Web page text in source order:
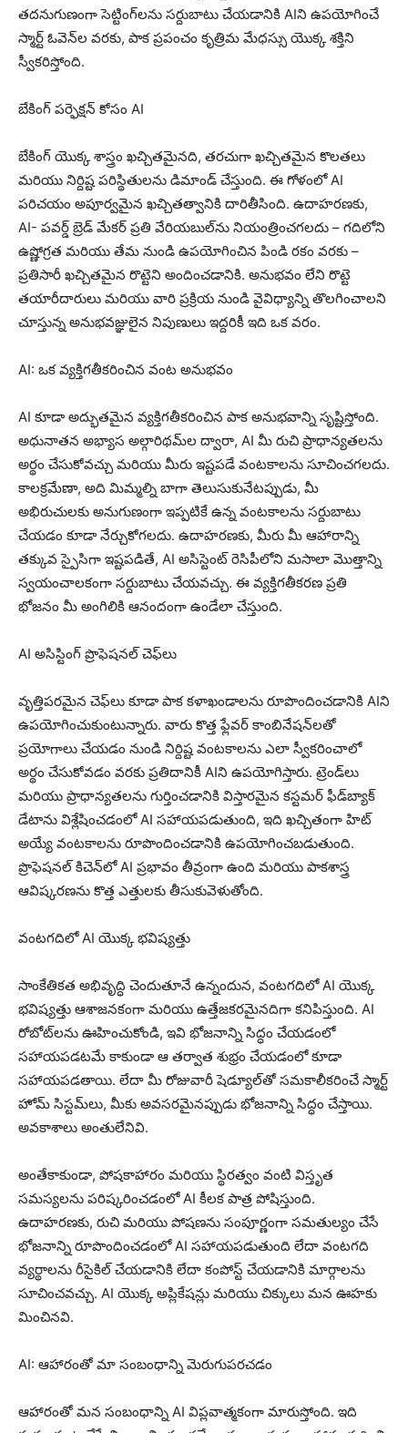
తదనుగుణంగా సెట్టింగ్‌లను సర్దుబాటు చేయడానికి AIని ఉపయోగించే
స్మార్ట్ ఓవెన్‌ల వరకు, పాక ప్రపంచం కృత్రిమ మేధస్సు యొక్క శక్తిని
స్వీకరిస్తోంది.
బేకింగ్ పర్ఫెక్షన్ కోసం AI
బేకింగ్ యొక్క శాస్త్రం ఖచ్చితమైనది, తరచుగా ఖచ్చితమైన కొలతలు
మరియు నిర్దిష్ట పరిస్థితులను డిమాండ్ చేస్తుంది. ఈ గోళంలో AI
పరిచయం అపూర్వమైన ఖచ్చితత్వానికి దారితీసింది. ఉదాహరణకు,
AI- పవర్డ్ బ్రెడ్ మేకర్ ప్రతి వేరియబుల్‌ను నియంత్రించగలదు – గదిలోని
ఉష్ణోగ్రత మరియు తేమ నుండి ఉపయోగించిన పిండి రకం వరకు –
ప్రతిసారీ ఖచ్చితమైన రొట్టెని అందించడానికి. అనుభవం లేని రొట్టె
తయారీదారులు మరియు వారి ప్రక్రియ నుండి వైవిధ్యాన్ని తొలగించాలని
చూస్తున్న అనుభవజ్ఞులైన నిపుణులు ఇద్దరికీ ఇది ఒక వరం.
AI: ఒక వ్యక్తిగతీకరించిన వంట అనుభవం
AI కూడా అద్భుతమైన వ్యక్తిగతీకరించిన పాక అనుభవాన్ని సృష్టిస్తోంది.
అధునాతన అభ్యాస అల్గారిథమ్‌ల ద్వారా, AI మీ రుచి ప్రాధాన్యతలను
అర్థం చేసుకోవచ్చు మరియు మీరు ఇష్టపడే వంటకాలను సూచించగలదు.
కాలక్రమేణా, అది మిమ్మల్ని బాగా తెలుసుకునేటప్పుడు, మీ
అభిరుచులకు అనుగుణంగా ఇప్పటికే ఉన్న వంటకాలను సర్దుబాటు
చేయడం కూడా నేర్చుకోగలదు. ఉదాహరణకు, మీరు మీ ఆహారాన్ని
తక్కువ స్పైసిగా ఇష్టపడితే, AI అసిస్టెంట్ రెసిపీలోని మసాలా మొత్తాన్ని
స్వయంచాలకంగా సర్దుబాటు చేయవచ్చు. ఈ వ్యక్తిగతీకరణ ప్రతి
భోజనం మీ అంగిలికి ఆనందంగా ఉండేలా చేస్తుంది.
AI అసిస్టింగ్ ప్రొఫెషనల్ చెఫ్‌లు
వృత్తిపరమైన చెఫ్‌లు కూడా పాక కళాఖండాలను రూపొందించడానికి AIని
ఉపయోగించుకుంటున్నారు. వారు కొత్త ఫ్లేవర్ కాంబినేషన్‌లతో
ప్రయోగాలు చేయడం నుండి నిర్దిష్ట వంటకాలను ఎలా స్వీకరించాలో
అర్థం చేసుకోవడం వరకు ప్రతిదానికీ AIని ఉపయోగిస్తారు. ట్రెండ్‌లు
మరియు ప్రాధాన్యతలను గుర్తించడానికి విస్తారమైన కస్టమర్ ఫీడ్‌బ్యాక్
డేటాను విశ్లేషించడంలో AI సహాయపడుతుంది, ఇది ఖచ్చితంగా హిట్
అయ్యే వంటకాలను రూపొందించడానికి ఉపయోగించబడుతుంది.
ప్రొఫెషనల్ కిచెన్‌లో AI ప్రభావం తీవ్రంగా ఉంది మరియు పాకశాస్త్ర
ఆవిష్కరణను కొత్త ఎత్తులకు తీసుకువెళుతోంది.
వంటగదిలో AI యొక్క భవిష్యత్తు
సాంకేతికత అభివృద్ధి చెందుతూనే ఉన్నందున, వంటగదిలో AI యొక్క
భవిష్యత్తు ఆశాజనకంగా మరియు ఉత్తేజకరమైనదిగా కనిపిస్తుంది. AI
రోబోట్‌లను ఊహించుకోండి, ఇవి భోజనాన్ని సిద్ధం చేయడంలో
సహాయపడటమే కాకుండా ఆ తర్వాత శుభ్రం చేయడంలో కూడా
సహాయపడతాయి. లేదా మీ రోజువారీ షెడ్యూల్‌తో సమకాలీకరించే స్మార్ట్
హోమ్ సిస్టమ్‌లు, మీకు అవసరమైనప్పుడు భోజనాన్ని సిద్ధం చేస్తాయి.
అవకాశాలు అంతులేనివి.
అంతేకాకుండా, పోషకాహారం మరియు స్థిరత్వం వంటి విస్తృత
సమస్యలను పరిష్కరించడంలో AI కీలక పాత్ర పోషిస్తుంది.
ఉదాహరణకు, రుచి మరియు పోషణను సంపూర్ణంగా సమతుల్యం చేసే
భోజనాన్ని రూపొందించడంలో AI సహాయపడుతుంది లేదా వంటగది
వ్యర్థాలను రీసైకిల్ చేయడానికి లేదా కంపోస్ట్ చేయడానికి మార్గాలను
సూచించవచ్చు. AI యొక్క అప్లికేషన్లు మరియు చిక్కులు మన ఊహకు
మించినవి.
AI: ఆహారంతో మా సంబంధాన్ని మెరుగుపరచడం
ఆహారంతో మన సంబంధాన్ని AI విప్లవాత్మకంగా మారుస్తోంది. ఇది